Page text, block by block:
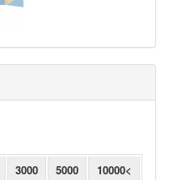
3000 5000 10000<